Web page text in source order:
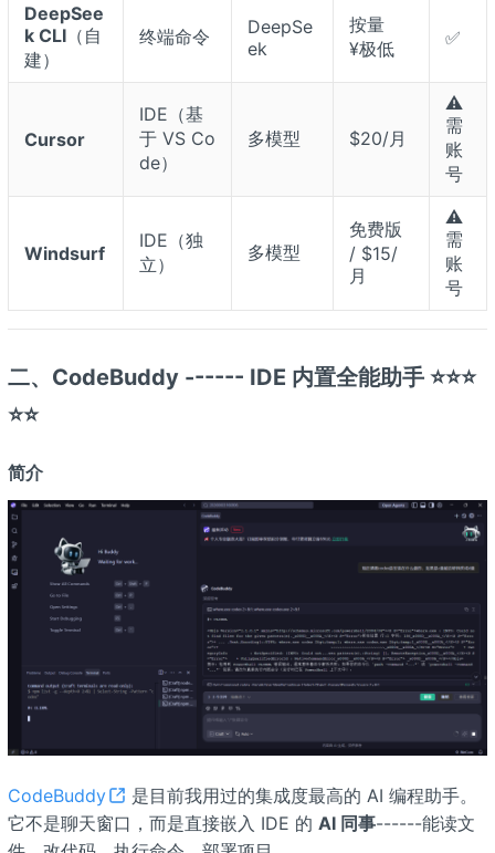
DeepSee
k CLI（自
建）
终端命令
DeepSe
ek
按量
¥极低
✅
Cursor
IDE（基
于 VS Co
de）
多模型 $20/月
⚠️
需
账
号
Windsurf
IDE（独
立）
多模型
免费版
/ $15/
月
⚠️
需
账
号
二、CodeBuddy ------ IDE 内置全能助手 ⭐⭐⭐
⭐⭐
简介
CodeBuddy
是目前我用过的集成度最高的 AI 编程助手。
它不是聊天窗口，而是直接嵌入 IDE 的 AI 同事------能读文